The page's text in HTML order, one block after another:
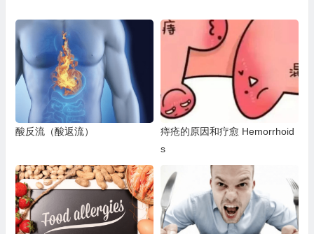
酸反流（酸返流）
痔疮的原因和疗愈 Hemorrhoid
s